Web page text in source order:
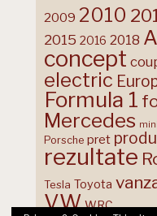
2009 2010
2015 2016 2018
concept
electric
Formula 1
Mercedes mini
Porsche pret
rezultate
Tesla Toyota
VW WRC